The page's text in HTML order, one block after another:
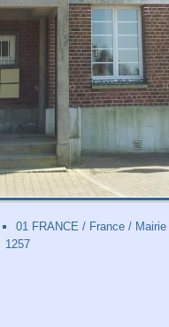
01 FRANCE / France / Mairie
1257